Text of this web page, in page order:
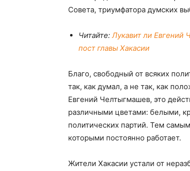
Совета, триумфатора думских
Читайте:Лукавит ли Евгений
пост главы Хакасии
Благо, свободный от всяких
так, как думал, а не так, как
Евгений Челтыгмашев, это
различными цветами: белыми,
политических партий. Тем
которыми постоянно работает.
Жители Хакасии устали от